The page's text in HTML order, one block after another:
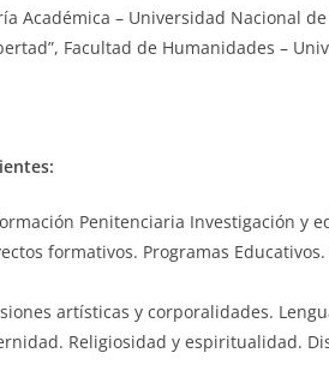
Académica – Universidad Nacional
Facultad de Humanidades –
Penitenciaria Investigación y
formativos. Programas
artísticas y corporalidades.
Religiosidad y espiritualidad.